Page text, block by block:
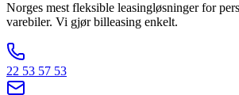
Norges mest fleksible leasingløsninger for
varebiler. Vi gjør billeasing enkelt.
22 53 57 53